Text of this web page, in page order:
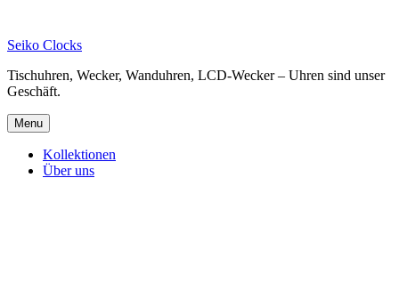
content
Seiko Clocks
Tischuhren, Wecker, Wanduhren, LCD-Wecker – Uhren sind unser
Geschäft.
Menu
Kollektionen
Über uns